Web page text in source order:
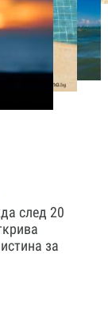
крие в
след 20
за